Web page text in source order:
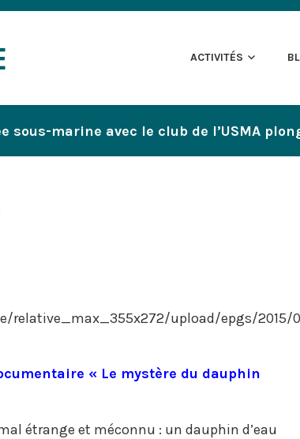
ACTIVITÉS
sous-marine avec le club de l’USMA
« Le mystère du dauphin
étrange et méconnu : un dauphin d’eau